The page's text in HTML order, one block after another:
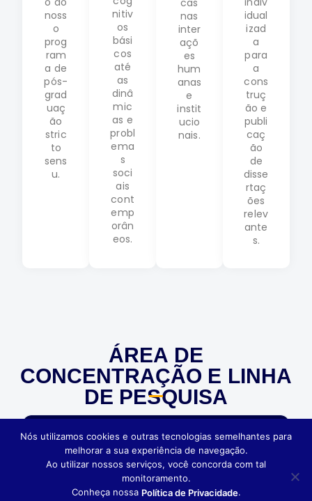
noss
o
prog
ram
a de
pós-
grad
uaç
ão
stric
to
sens
u.
nitiv
os
bási
cos
até
as
dinâ
mic
as e
probl
ema
s
soci
ais
cont
emp
orân
eos.
cas
nas
inter
açõ
es
hum
anas
e
instit
ucio
nais.
idual
izad
a
para
a
cons
truç
ão e
publi
caç
ão
de
disse
rtaç
ões
relev
ante
s.
ÁREA DE
CONCENTRAÇÃO E LINHA
DE PESQUISA
Área de
Concentraçã
o: Cognição
Social
Linha de
Nós utilizamos cookies e outras tecnologias semelhantes para
melhorar a sua experiência de navegação.
Ao utilizar nossos serviços, você concorda com tal
monitoramento.
Conheça nossa Política de Privacidade.